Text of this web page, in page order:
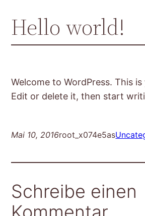
Zum
InhaltHello world!
Welcome to WordPress. This
Edit or delete it, then start
Mai 10, 2016root_x074e5as
Schreibe einen